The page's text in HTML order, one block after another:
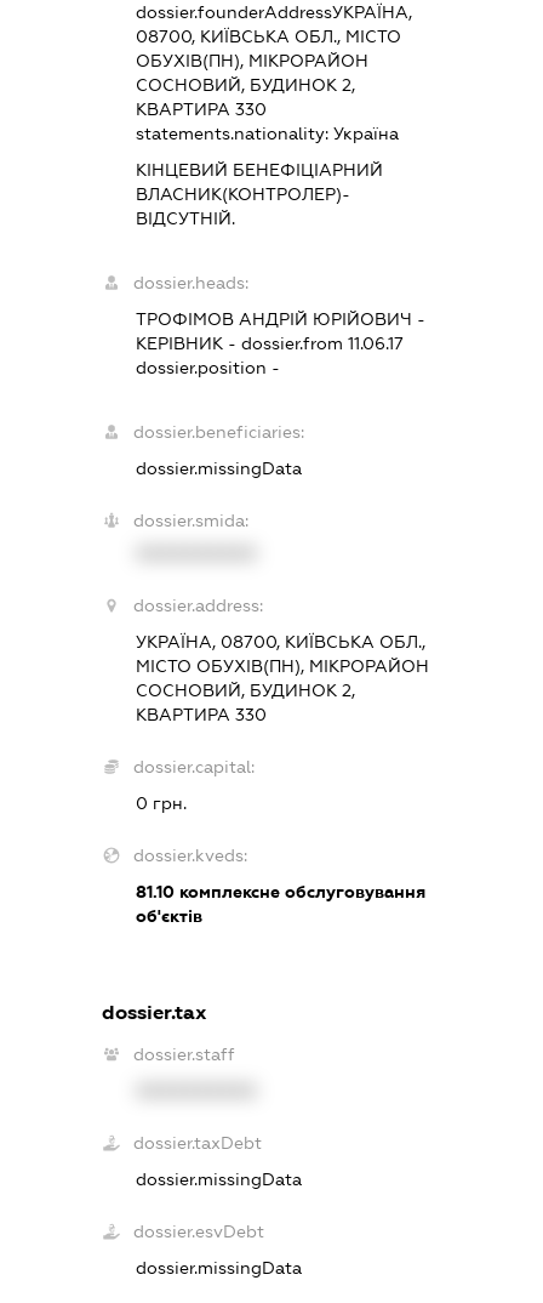
dossier.founderAddressУКРАЇНА,
08700, КИЇВСЬКА ОБЛ., МІСТО
ОБУХІВ(ПН), МІКРОРАЙОН
СОСНОВИЙ, БУДИНОК 2,
КВАРТИРА 330
statements.nationality:Україна
КІНЦЕВИЙ БЕНЕФІЦІАРНИЙ
ВЛАСНИК(КОНТРОЛЕР)-
ВІДСУТНІЙ.
dossier.heads:
ТРОФІМОВ АНДРІЙ ЮРІЙОВИЧ -
КЕРІВНИК - dossier.from 11.06.17
dossier.position -
dossier.beneficiaries:
dossier.missingData
dossier.smida:
dossier.address:
УКРАЇНА, 08700, КИЇВСЬКА ОБЛ.,
МІСТО ОБУХІВ(ПН), МІКРОРАЙОН
СОСНОВИЙ, БУДИНОК 2,
КВАРТИРА 330
dossier.capital:
0 грн.
dossier.kveds:
81.10 комплексне обслуговування
об'єктів
dossier.tax
dossier.staff
dossier.taxDebt
dossier.missingData
dossier.esvDebt
dossier.missingData